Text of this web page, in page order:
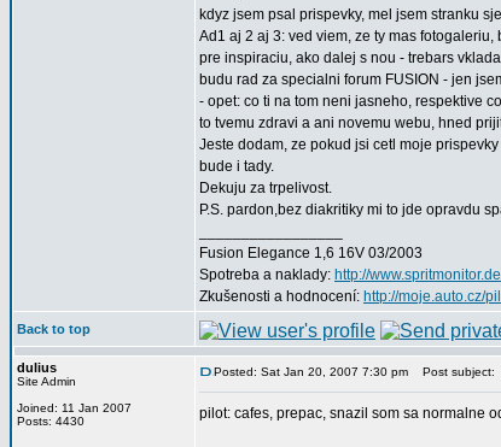
kdyz jsem psal prispevky, mel jsem stranku
Ad1 aj 2 aj 3: ved viem, ze ty mas fotogaleriu,
pre inspiraciu, ako dalej s nou - trebars
budu rad za specialni forum FUSION - jen
- opet: co ti na tom neni jasneho, respektive
to tvemu zdravi a ani novemu webu, hned
Jeste dodam, ze pokud jsi cetl moje
bude i tady.
Dekuju za trpelivost.
P.S. pardon,bez diakritiky mi to jde opravdu
Fusion Elegance 1,6 16V 03/2003
Spotreba a naklady: http://
Zkušenosti a hodnocení: http://moje.auto.cz/
Back to top
dulius
Site Admin
Joined: 11 Jan 2007
Posts: 4430
Posted: Sat Jan 20, 2007 7:30 pm Post subject:
pilot: cafes, prepac, snazil som sa normalne